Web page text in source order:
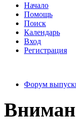
Начало
Помощь
Поиск
Календарь
Вход
Регистрация
Форум